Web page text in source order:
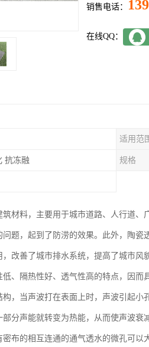
销售电话：
在线QQ：
适用范
抗冻融 规格
材料，主要用于城市道路、人行道
题，起到了防涝的效果。此外，陶
改善了城市排水系统，提高了城市风
、隔热性好、透气性高的特点，因而
，当声波打在表面上时，声波引起小
分声能就转变为热能，从而使声波
布的相互连通的通气透水的微孔可